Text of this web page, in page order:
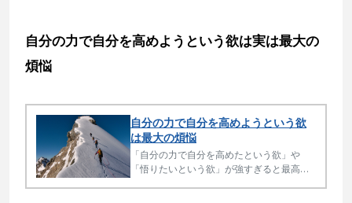
自分の力で自分を高めようという欲は実は最大の
煩悩
自分の力で自分を高めようという欲
は最大の煩悩
「自分の力で自分を高めたという欲」や
「悟りたいという欲」が強すぎると最高の